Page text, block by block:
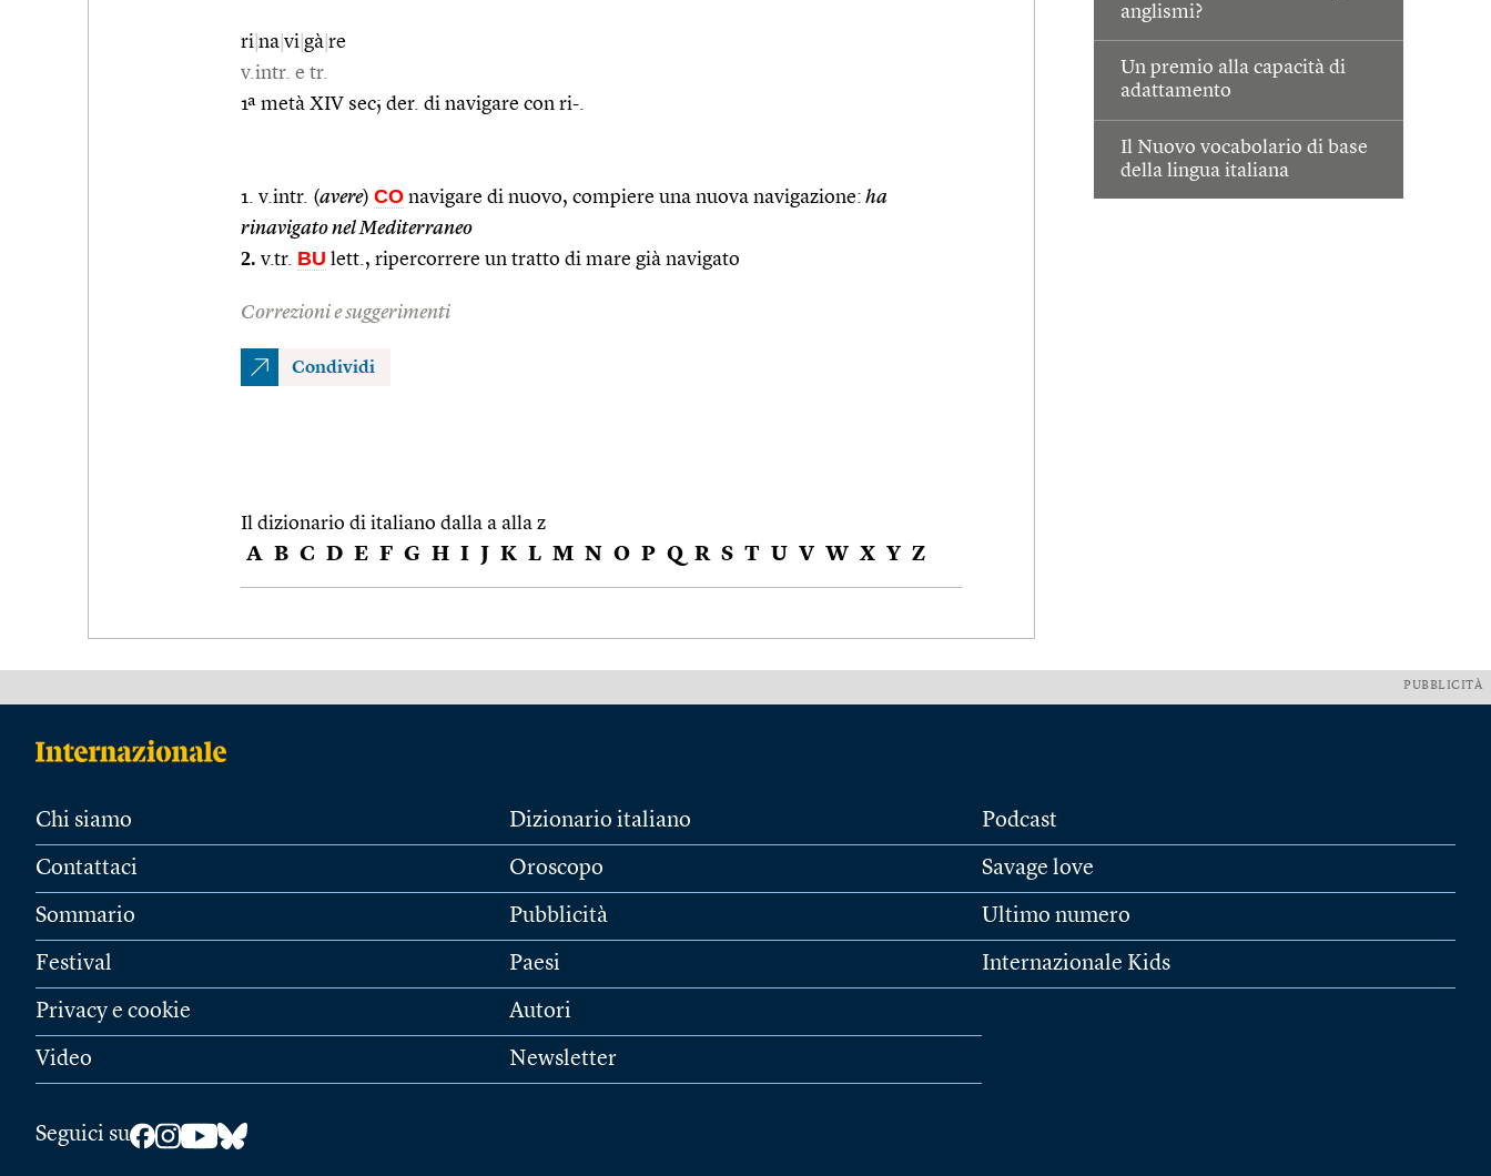
anglismi?
Un premio alla capacità di
adattamento
Il Nuovo vocabolario di base
della lingua italiana
ri na vi gà re
v.intr. e tr.
1ª metà XIV sec; der. di navigare con ri-.
1. v.intr. (avere) CO navigare di nuovo, compiere una nuova navigazione: ha
rinavigato nel Mediterraneo
2. v.tr. BU lett., ripercorrere un tratto di mare già navigato
Correzioni e suggerimenti
Condividi
Il dizionario di italiano dalla a alla z
A B C D E F G H I J K L M N O P Q R S T U V W X Y Z
PUBBLICITÀ
Chi siamo
Contattaci
Sommario
Festival
Privacy e cookie
Video
Dizionario italiano
Oroscopo
Pubblicità
Paesi
Autori
Newsletter
Podcast
Savage love
Ultimo numero
Internazionale Kids
Seguici su